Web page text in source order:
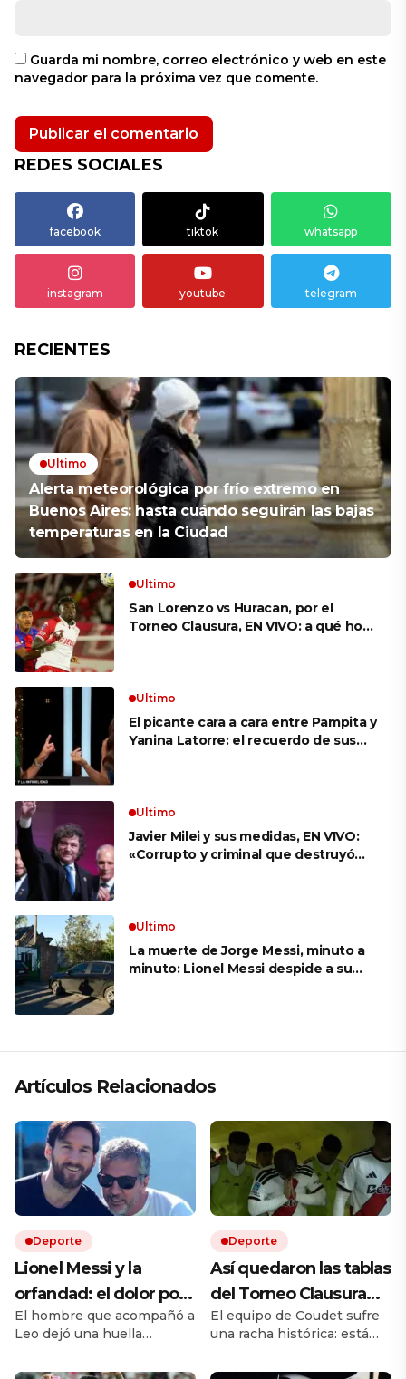
Guarda mi nombre, correo electrónico y web en este
navegador para la próxima vez que comente.
REDES SOCIALES
facebook tiktok whatsapp
instagram youtube telegram
RECIENTES
Ultimo
Alerta meteorológica por frío extremo en
Buenos Aires: hasta cuándo seguirán las bajas
temperaturas en la Ciudad
Ultimo
San Lorenzo vs Huracan, por el
Torneo Clausura, EN VIVO: a qué hora
Ultimo
El picante cara a cara entre Pampita y
Yanina Latorre: el recuerdo de sus
Ultimo
Javier Milei y sus medidas, EN VIVO:
«Corrupto y criminal que destruyó
Ultimo
La muerte de Jorge Messi, minuto a
minuto: Lionel Messi despide a su
Artículos Relacionados
Deporte
Lionel Messi y la
orfandad: el dolor por
la muerte de Jorge y el
legado irreversible de
un padre
El hombre que acompañó a
Leo dejó una huella
al mejor de todos le toca
Deporte
Así quedaron las tablas
del Torneo Clausura
2026: River sigue
último y Vélez hizo
negocio con Boca en
El equipo de Coudet sufre
una racha histórica: está
Los dirigidos por el Vasco